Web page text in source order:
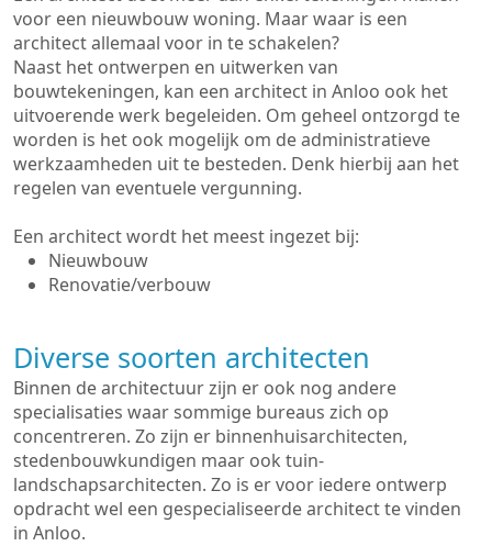
voor een nieuwbouw woning. Maar waar is een
architect allemaal voor in te schakelen?
Naast het ontwerpen en uitwerken van
bouwtekeningen, kan een architect in Anloo ook het
uitvoerende werk begeleiden. Om geheel ontzorgd te
worden is het ook mogelijk om de administratieve
werkzaamheden uit te besteden. Denk hierbij aan het
regelen van eventuele vergunning.
Een architect wordt het meest ingezet bij:
Nieuwbouw
Renovatie/verbouw
Diverse soorten architecten
Binnen de architectuur zijn er ook nog andere
specialisaties waar sommige bureaus zich op
concentreren. Zo zijn er binnenhuisarchitecten,
stedenbouwkundigen maar ook tuin-
landschapsarchitecten. Zo is er voor iedere ontwerp
opdracht wel een gespecialiseerde architect te vinden
in Anloo.